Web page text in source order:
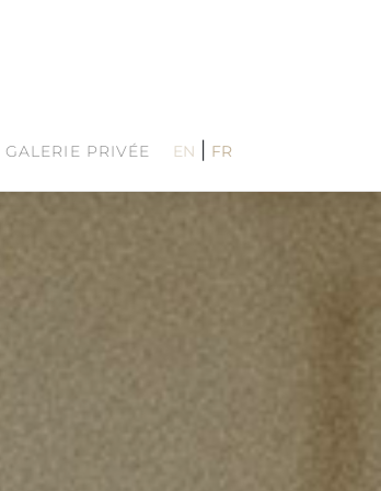
GALERIE PRIVÉE EN FR